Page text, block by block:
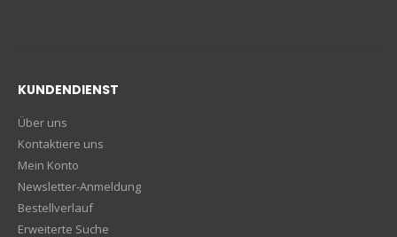
KUNDENDIENST
Über uns
Kontaktiere uns
Mein Konto
Newsletter-Anmeldung
Bestellverlauf
Erweiterte Suche